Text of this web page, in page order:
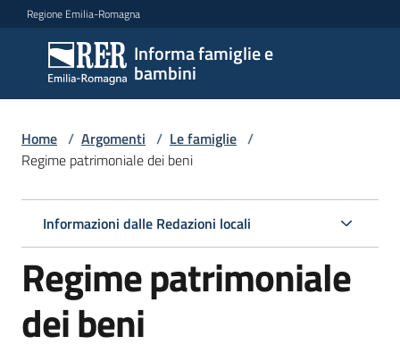
Vai al contenuto
Vai alla navigazione
Vai al footer
Regione Emilia-Romagna
Informa famiglie e
bambini
Informa
famiglie
e
bambini
Argomenti
Servizi
Centri
Home / Argomenti / Le famiglie /
Regime patrimoniale dei beni
Informazioni dalle Redazioni locali
Regime patrimoniale
dei beni